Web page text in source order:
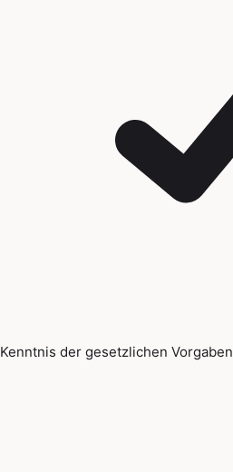
Kenntnis der gesetzlichen Vorgaben